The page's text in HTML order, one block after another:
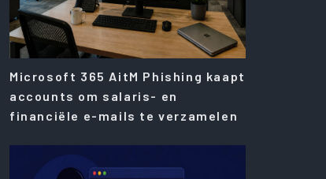
Microsoft 365 AitM Phishing kaapt
accounts om salaris- en
financiële e-mails te verzamelen